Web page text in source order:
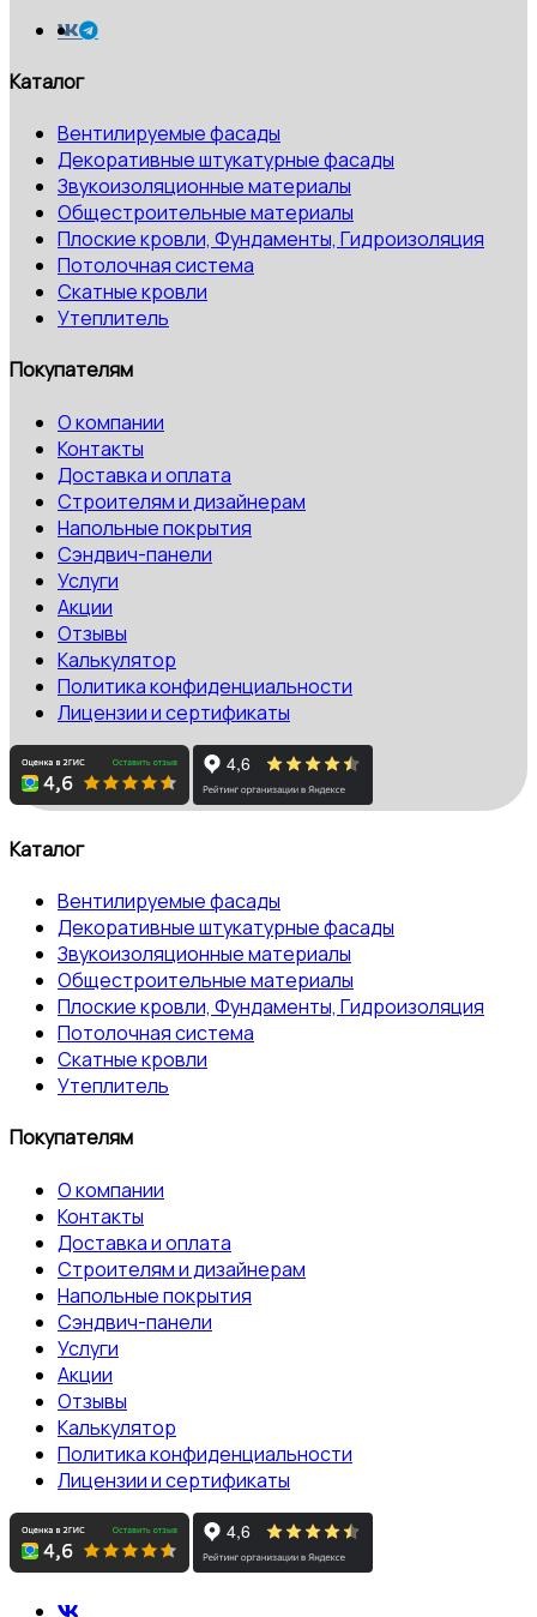
Каталог
Вентилируемые фасады
Декоративные штукатурные фасады
Звукоизоляционные материалы
Общестроительные материалы
Плоские кровли, Фундаменты, Гидроизоляция
Потолочная система
Скатные кровли
Утеплитель
Покупателям
О компании
Контакты
Доставка и оплата
Строителям и дизайнерам
Напольные покрытия
Сэндвич-панели
Услуги
Акции
Отзывы
Калькулятор
Политика конфиденциальности
Лицензии и сертификаты
Каталог
Вентилируемые фасады
Декоративные штукатурные фасады
Звукоизоляционные материалы
Общестроительные материалы
Плоские кровли, Фундаменты, Гидроизоляция
Потолочная система
Скатные кровли
Утеплитель
Покупателям
О компании
Контакты
Доставка и оплата
Строителям и дизайнерам
Напольные покрытия
Сэндвич-панели
Услуги
Акции
Отзывы
Калькулятор
Политика конфиденциальности
Лицензии и сертификаты